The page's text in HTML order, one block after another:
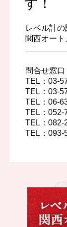
す！
レベル計
関西オー
問合せ窓
TEL：03-
TEL：03-
TEL：06-
TEL：
TEL：
TEL：